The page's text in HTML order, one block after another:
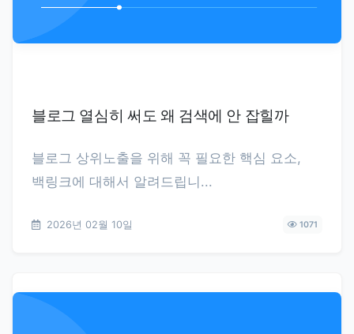
블로그 열심히 써도 왜 검색에 안 잡힐까
블로그 상위노출을 위해 꼭 필요한 핵심 요소,
백링크에 대해서 알려드립니...
2026년 02월 10일 1071